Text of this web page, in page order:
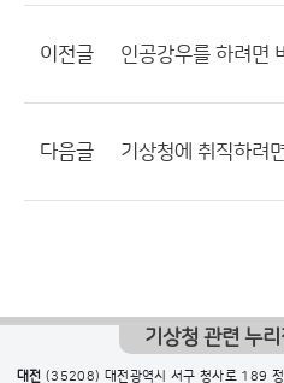
이전글 인공강우를 하려면
다음글 기상청에 취직하려
기상청 관련 누리
대전 (35208) 대전광역시 서구 청사로 189